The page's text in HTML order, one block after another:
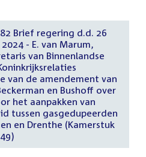
Brief regering d.d. 26
- E. van Marum,
van Binnenlandse
van de amendement van
en Bushoff over
het aanpakken van
tussen gasgedupeerden
en Drenthe (Kamerstuk